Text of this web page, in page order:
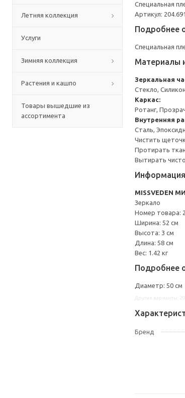
Летняя коллекция
Услуги
Зимняя коллекция
Растения и кашпо
Товары вышедшие из
ассортимента
Специальная
Артикул:
Подробнее
Специальная
Материалы
Зеркальная
Стекло,
Каркас:
Ротанг,
Внутренняя
Сталь,
Чистить
Протирать
Вытирать
MISSVEDEN
Зеркало
Номер товара:
Ширина: 52 см
Высота: 3 см
Длина: 58 см
Вес: 1.42 кг
Подробнее
Диаметр: 50 см
Бренд